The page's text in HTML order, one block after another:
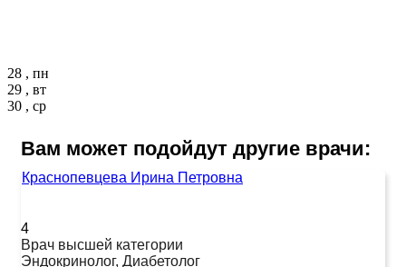
28 , пн
29 , вт
30 , ср
Вам может подойдут другие врачи:
Краснопевцева Ирина Петровна
4
Врач высшей категории
Эндокринолог, Диабетолог